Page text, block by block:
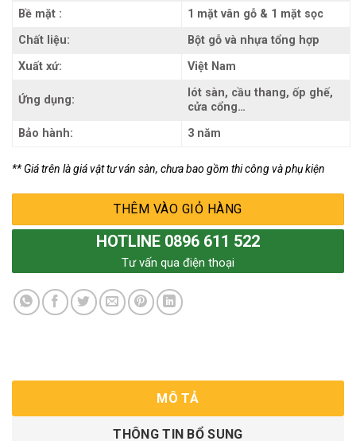
Bề mặt :
1 mặt vân gỗ & 1 mặt sọc
Chất liệu:
Bột gỗ và nhựa tổng hợp
Xuất xứ:
Việt Nam
Ứng dụng:
lót sàn, cầu thang, ốp ghế,
cửa cổng…
Bảo hành:
3 năm
** Giá trên là giá vật tư ván sàn, chưa bao gồm thi công và phụ kiện
THÊM VÀO GIỎ HÀNG
HOTLINE 0896 611 522
Tư vấn qua điện thoại
MÔ TẢ
THÔNG TIN BỔ SUNG